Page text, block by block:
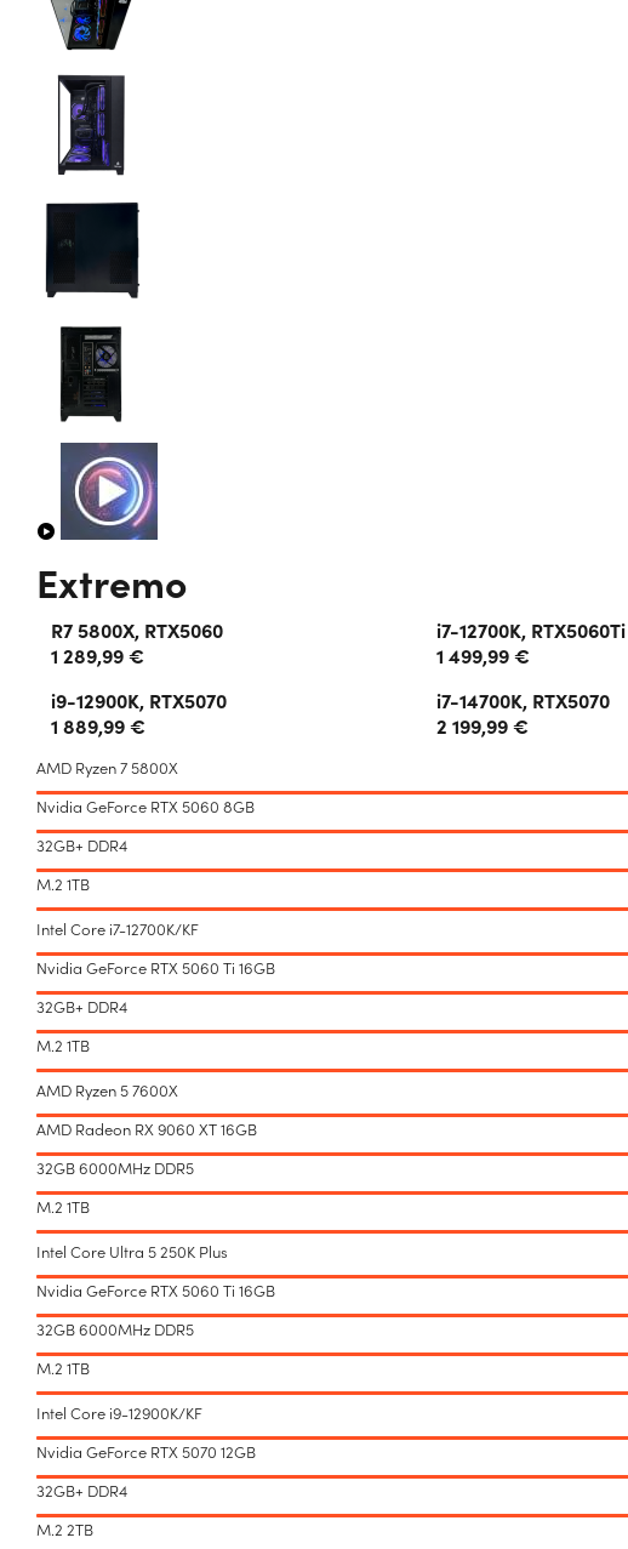
Extremo
R7 5800X, RTX5060
1 289,99 €
i7-12700K, RTX5060Ti
1 499,99 €
i9-12900K, RTX5070
1 889,99 €
i7-14700K, RTX5070
2 199,99 €
AMD Ryzen 7 5800X
Nvidia GeForce RTX 5060 8GB
32GB+ DDR4
M.2 1TB
Intel Core i7-12700K/KF
Nvidia GeForce RTX 5060 Ti 16GB
32GB+ DDR4
M.2 1TB
AMD Ryzen 5 7600X
AMD Radeon RX 9060 XT 16GB
32GB 6000MHz DDR5
M.2 1TB
Intel Core Ultra 5 250K Plus
Nvidia GeForce RTX 5060 Ti 16GB
32GB 6000MHz DDR5
M.2 1TB
Intel Core i9-12900K/KF
Nvidia GeForce RTX 5070 12GB
32GB+ DDR4
M.2 2TB